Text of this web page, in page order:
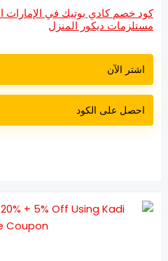
خصم كادي بوتيك في الإمارات
ديكور المنزل
اشتر الآن
احصل على الكود